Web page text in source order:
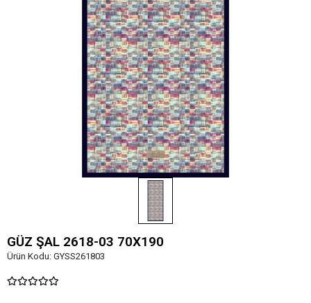
GÜZ ŞAL 2618-03 70X190
Ürün Kodu: GYSS261803